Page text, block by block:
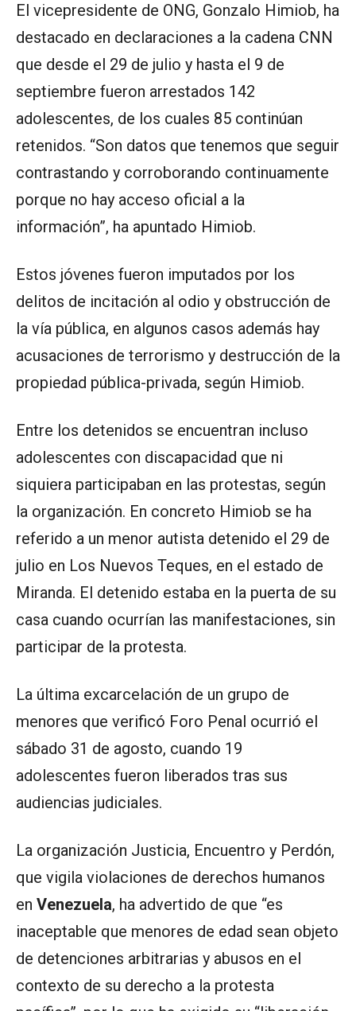
El vicepresidente de ONG, Gonzalo Himiob, ha
destacado en declaraciones a la cadena CNN
que desde el 29 de julio y hasta el 9 de
septiembre fueron arrestados 142
adolescentes, de los cuales 85 continúan
retenidos. “Son datos que tenemos que seguir
contrastando y corroborando continuamente
porque no hay acceso oficial a la
información”, ha apuntado Himiob.
Estos jóvenes fueron imputados por los
delitos de incitación al odio y obstrucción de
la vía pública, en algunos casos además hay
acusaciones de terrorismo y destrucción de la
propiedad pública-privada, según Himiob.
Entre los detenidos se encuentran incluso
adolescentes con discapacidad que ni
siquiera participaban en las protestas, según
la organización. En concreto Himiob se ha
referido a un menor autista detenido el 29 de
julio en Los Nuevos Teques, en el estado de
Miranda. El detenido estaba en la puerta de su
casa cuando ocurrían las manifestaciones, sin
participar de la protesta.
La última excarcelación de un grupo de
menores que verificó Foro Penal ocurrió el
sábado 31 de agosto, cuando 19
adolescentes fueron liberados tras sus
audiencias judiciales.
La organización Justicia, Encuentro y Perdón,
que vigila violaciones de derechos humanos
en Venezuela, ha advertido de que “es
inaceptable que menores de edad sean objeto
de detenciones arbitrarias y abusos en el
contexto de su derecho a la protesta